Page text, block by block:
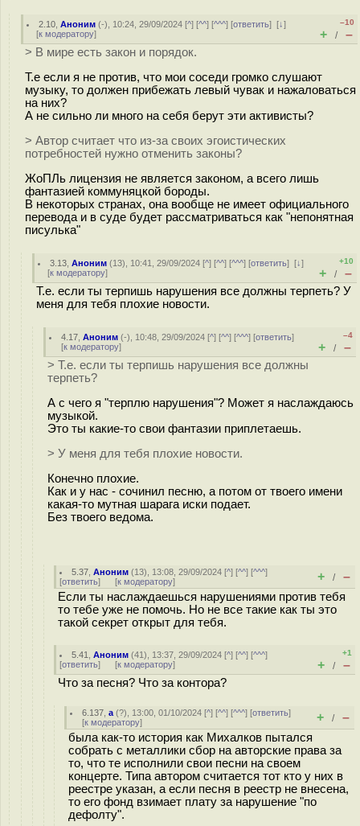
2.10 ,Аноним (-), 10:24, 29/09/2024 [^] [^^] [^^^] [ответить][↓]
[к модератору]
–10
+ / –
> В мире есть закон и порядок.
Т.е если я не против, что мои соседи громко слушают
музыку, то должен прибежать левый чувак и нажаловаться
на них?
А не сильно ли много на себя берут эти активисты?
> Автор считает что из-за своих эгоистических
потребностей нужно отменить законы?
ЖоПЛь лицензия не является законом, а всего лишь
фантазией коммуняцкой бороды.
В некоторых странах, она вообще не имеет официального
перевода и в суде будет рассматриваться как "непонятная
писулька"
3.13 ,Аноним (13), 10:41, 29/09/2024 [^] [^^] [^^^] [ответить][↓]
[к модератору]
+10
+ / –
Т.е. если ты терпишь нарушения все должны терпеть? У
меня для тебя плохие новости.
4.17 ,Аноним (-), 10:48, 29/09/2024 [^] [^^] [^^^] [ответить]
[к модератору]
–4
+ / –
> Т.е. если ты терпишь нарушения все должны
терпеть?
А с чего я "терплю нарушения"? Может я наслаждаюсь
музыкой.
Это ты какие-то свои фантазии приплетаешь.
> У меня для тебя плохие новости.
Конечно плохие.
Как и у нас - сочинил песню, а потом от твоего имени
какая-то мутная шарага иски подает.
Без твоего ведома.
5.37 ,Аноним (13), 13:08, 29/09/2024 [^] [^^] [^^^]
[ответить] [к модератору] + / –
Если ты наслаждаешься нарушениями против тебя
то тебе уже не помочь. Но не все такие как ты это
такой секрет открыт для тебя.
5.41 ,Аноним (41), 13:37, 29/09/2024 [^] [^^] [^^^]
[ответить] [к модератору]
+1
+ / –
Что за песня? Что за контора?
6.137 ,а (?), 13:00, 01/10/2024 [^] [^^] [^^^] [ответить]
[к модератору] + / –
была как-то история как Михалков пытался
собрать с металлики сбор на авторские права за
то, что те исполнили свои песни на своем
концерте. Типа автором считается тот кто у них в
реестре указан, а если песня в реестр не внесена,
то его фонд взимает плату за нарушение "по
дефолту".